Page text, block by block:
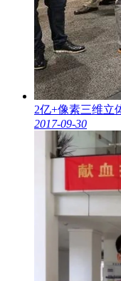
2亿+像素三维立
2017-09-30